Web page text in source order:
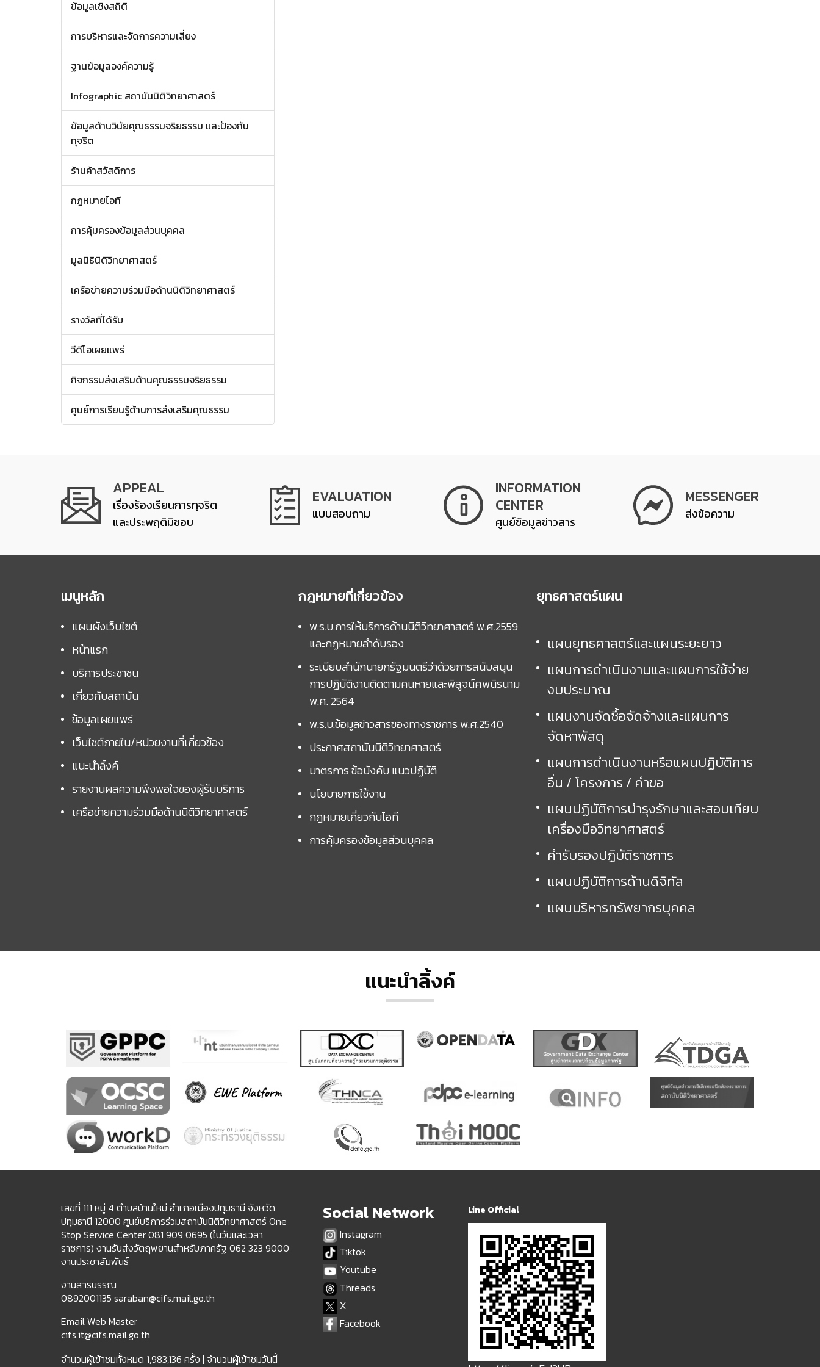
ข้อมูลเชิงสถิติ
การบริหารและจัดการความเสี่ยง
ฐานข้อมูลองค์ความรู้
Infographic สถาบันนิติวิทยาศาสตร์
ข้อมูลด้านวินัยคุณธรรมจริยธรรม และป้องกัน
ทุจริต
ร้านค้าสวัสดิการ
กฎหมายไอที
การคุ้มครองข้อมูลส่วนบุคคล
มูลนิธินิติวิทยาศาสตร์
เครือข่ายความร่วมมือด้านนิติวิทยาศาสตร์
รางวัลที่ได้รับ
วีดีโอเผยแพร่
กิจกรรมส่งเสริมด้านคุณธรรมจริยธรรม
ศูนย์การเรียนรู้ด้านการส่งเสริมคุณธรรม
APPEAL
เรื่องร้องเรียนการทุจริต
และประพฤติมิชอบ
EVALUATION
แบบสอบถาม
INFORMATION
CENTER
ศูนย์ข้อมูลข่าวสาร
MESSENGER
ส่งข้อความ
เมนูหลัก
แผนผังเว็บไซต์
หน้าแรก
บริการประชาชน
เกี่ยวกับสถาบัน
ข้อมูลเผยแพร่
เว็บไซต์ภายใน/หน่วยงานที่เกี่ยวข้อง
แนะนำลิ้งค์
รายงานผลความพึงพอใจของผู้รับบริการ
เครือข่ายความร่วมมือด้านนิติวิทยาศาสตร์
กฎหมายที่เกี่ยวข้อง
พ.ร.บ.การให้บริการด้านนิติวิทยาศาสตร์ พ.ศ.2559
และกฏหมายลำดับรอง
ระเบียบสำนักนายกรัฐมนตรีว่าด้วยการสนับสนุน
การปฏิบัติงานติดตามคนหายและพิสูจน์ศพนิรนาม
พ.ศ. 2564
พ.ร.บ.ข้อมูลข่าวสารของทางราชการ พ.ศ.2540
ประกาศสถาบันนิติวิทยาศาสตร์
มาตรการ ข้อบังคับ แนวปฏิบัติ
นโยบายการใช้งาน
กฎหมายเกี่ยวกับไอที
การคุ้มครองข้อมูลส่วนบุคคล
ยุทธศาสตร์แผน
แผนยุทธศาสตร์และแผนระยะยาว
แผนการดำเนินงานและแผนการใช้จ่าย
งบประมาณ
แผนงานจัดซื้อจัดจ้างและแผนการ
จัดหาพัสดุ
แผนการดำเนินงานหรือแผนปฏิบัติการ
อื่น / โครงการ / คำขอ
แผนปฏิบัติการบำรุงรักษาและสอบเทียบ
เครื่องมือวิทยาศาสตร์
คำรับรองปฏิบัติราชการ
แผนปฏิบัติการด้านดิจิทัล
แผนบริหารทรัพยากรบุคคล
แนะนำลิ้งค์
เลขที่ 111 หมู่ 4 ตำบลบ้านใหม่ อำเภอเมืองปทุมธานี จังหวัด
ปทุมธานี 12000 ศูนย์บริการร่วมสถาบันนิติวิทยาศาสตร์ One
Stop Service Center 081 909 0695 (ในวันและเวลา
ราชการ) งานรับส่งวัตถุพยานสำหรับภาครัฐ 062 323 9000
งานประชาสัมพันธ์
งานสารบรรณ
0892001135 saraban@cifs.mail.go.th
Email Web Master
cifs.it@cifs.mail.go.th
จำนวนผู้เข้าชมทั้งหมด 1,983,136 ครั้ง | จำนวนผู้เข้าชมวันนี้
Social Network
Instagram
Tiktok
Youtube
Threads
X
Facebook
Line Official